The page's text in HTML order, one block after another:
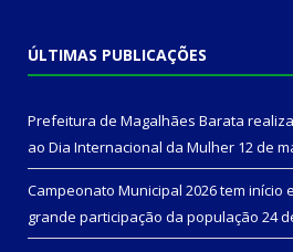
ÚLTIMAS PUBLICAÇÕES
Prefeitura de Magalhães Barata
ao Dia Internacional da Mulher 12 de
Campeonato Municipal 2026 tem início
grande participação da população 24